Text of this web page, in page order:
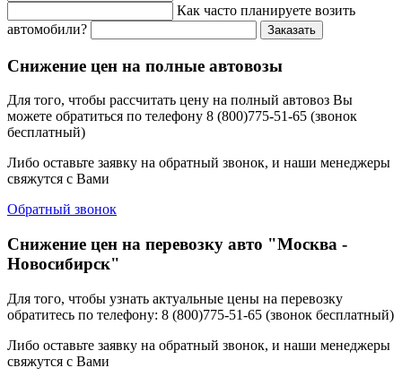
Как часто планируете возить
автомобили?
Заказать
Снижение цен на полные автовозы
Для того, чтобы рассчитать цену на полный автовоз Вы
можете обратиться по телефону 8 (800)775-51-65 (звонок
бесплатный)
Либо оставьте заявку на обратный звонок, и наши менеджеры
свяжутся с Вами
Обратный звонок
Снижение цен на перевозку авто "Москва -
Новосибирск"
Для того, чтобы узнать актуальные цены на перевозку
обратитесь по телефону: 8 (800)775-51-65 (звонок бесплатный)
Либо оставьте заявку на обратный звонок, и наши менеджеры
свяжутся с Вами